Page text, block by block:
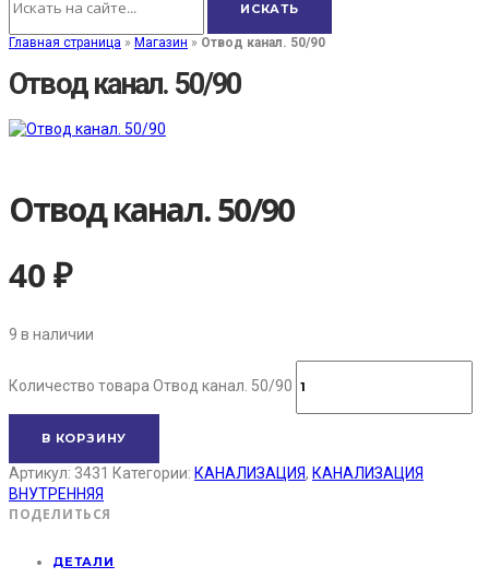
Главная страница » Магазин » Отвод канал. 50/90
Отвод канал. 50/90
Отвод канал. 50/90
40₽
9 в наличии
Количество товара Отвод канал. 50/90
В КОРЗИНУ
Артикул: 3431 Категории: КАНАЛИЗАЦИЯ, КАНАЛИЗАЦИЯ
ВНУТРЕННЯЯ
ПОДЕЛИТЬСЯ
ДЕТАЛИ